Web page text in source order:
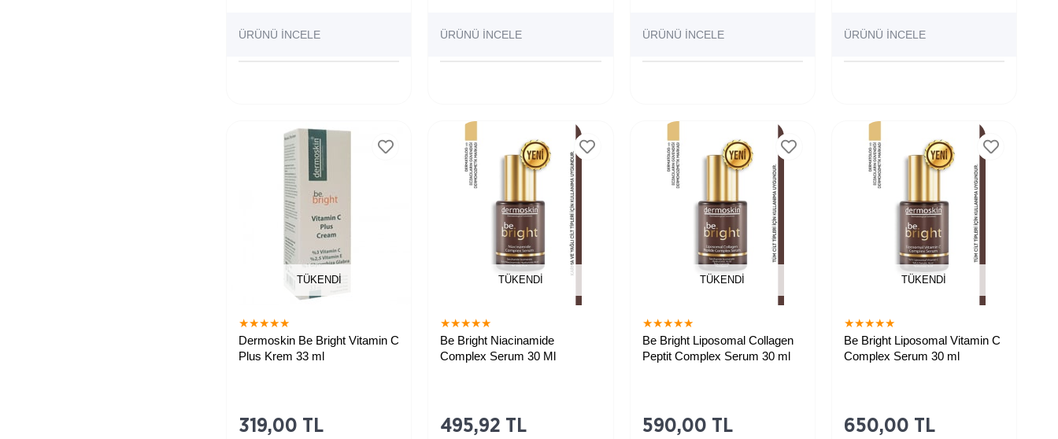
ÜRÜNÜ İNCELE ÜRÜNÜ İNCELE ÜRÜNÜ İNCELE ÜRÜNÜ İNCELE
TÜKENDI
★★★★★
Dermoskin Be Bright Vitamin C
Plus Krem 33 ml
319,00 TL
TÜKENDI
★★★★★
Be Bright Niacinamide
Complex Serum 30 Ml
495,92 TL
TÜKENDI
★★★★★
Be Bright Liposomal Collagen
Peptit Complex Serum 30 ml
590,00 TL
TÜKENDI
★★★★★
Be Bright Liposomal Vitamin C
Complex Serum 30 ml
650,00 TL